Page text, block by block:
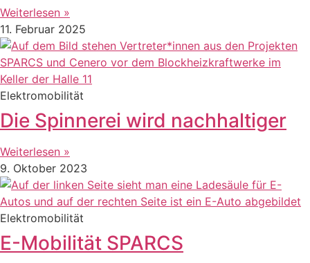
Weiterlesen »
11. Februar 2025
Elektromobilität
Die Spinnerei wird nachhaltiger
Weiterlesen »
9. Oktober 2023
Elektromobilität
E-Mobilität SPARCS